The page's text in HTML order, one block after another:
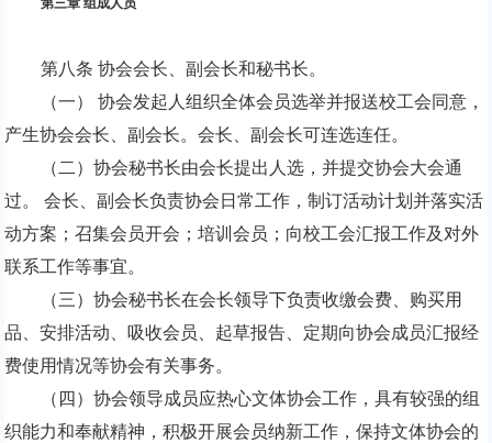
第三章 组成人员
第八条 协会会长、副会长和秘书长。
（一） 协会发起人组织全体会员选举并报送校工会同意，
产生协会会长、副会长。会长、副会长可连选连任。
（二）协会秘书长由会长提出人选，并提交协会大会通
过。 会长、副会长负责协会日常工作，制订活动计划并落实活
动方案；召集会员开会；培训会员；向校工会汇报工作及对外
联系工作等事宜。
（三）协会秘书长在会长领导下负责收缴会费、购买用
品、安排活动、吸收会员、起草报告、定期向协会成员汇报经
费使用情况等协会有关事务。
（四）协会领导成员应热心文体协会工作，具有较强的组
织能力和奉献精神，积极开展会员纳新工作，保持文体协会的